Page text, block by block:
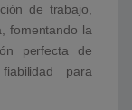
de trabajo,
fomentando la
perfecta de
para